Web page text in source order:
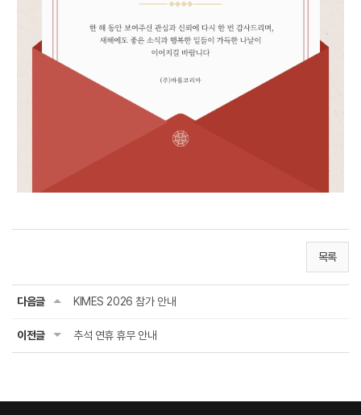
목록
다음글 KIMES 2026 참가 안내
이전글 추석 연휴 휴무 안내